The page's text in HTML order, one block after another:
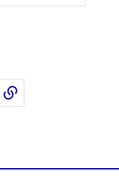
LinkedInpar email